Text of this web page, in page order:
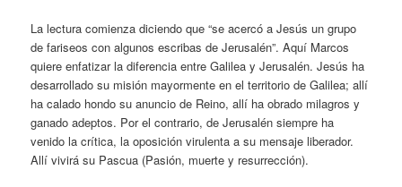
La lectura comienza diciendo que “se acercó a Jesús un grupo
de fariseos con algunos escribas de Jerusalén”. Aquí Marcos
quiere enfatizar la diferencia entre Galilea y Jerusalén. Jesús ha
desarrollado su misión mayormente en el territorio de Galilea; allí
ha calado hondo su anuncio de Reino, allí ha obrado milagros y
ganado adeptos. Por el contrario, de Jerusalén siempre ha
venido la crítica, la oposición virulenta a su mensaje liberador.
Allí vivirá su Pascua (Pasión, muerte y resurrección).